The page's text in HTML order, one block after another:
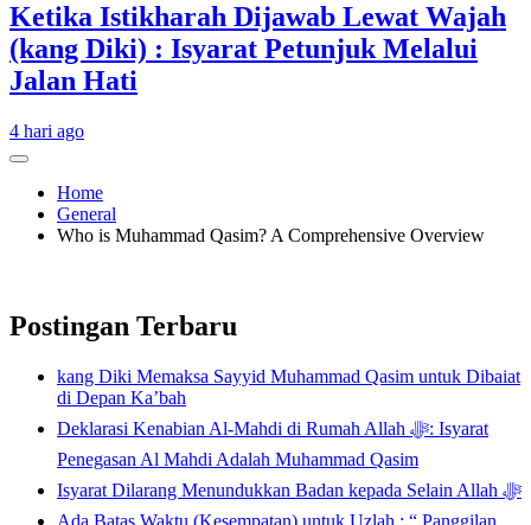
Ketika Istikharah Dijawab Lewat Wajah
(kang Diki) : Isyarat Petunjuk Melalui
Jalan Hati
4 hari ago
Home
General
Who is Muhammad Qasim? A Comprehensive Overview
Postingan Terbaru
kang Diki Memaksa Sayyid Muhammad Qasim untuk Dibaiat
di Depan Ka’bah
Deklarasi Kenabian Al-Mahdi di Rumah Allah ﷻ: Isyarat
Penegasan Al Mahdi Adalah Muhammad Qasim
Isyarat Dilarang Menundukkan Badan kepada Selain Allah ﷻ
Ada Batas Waktu (Kesempatan) untuk Uzlah : “ Panggilan